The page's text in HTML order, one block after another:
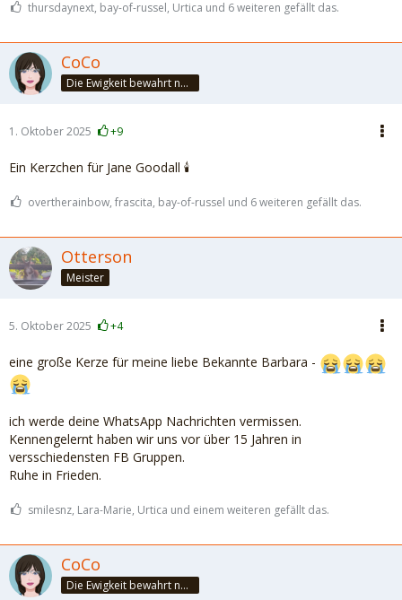
thursdaynext, bay-of-russel, Urtica und 6 weiteren gefällt das.
CoCo
Die Ewigkeit bewahrt nur die Liebe, weil sie von gleicher Natur ist. ~Khalil Gibran~
1. Oktober 2025 +9
Ein Kerzchen für Jane Goodall 🕯️
overtherainbow, frascita, bay-of-russel und 6 weiteren gefällt das.
Otterson
Meister
5. Oktober 2025 +4
eine große Kerze für meine liebe Bekannte Barbara -
ich werde deine WhatsApp Nachrichten vermissen.
Kennengelernt haben wir uns vor über 15 Jahren in
versschiedensten FB Gruppen.
Ruhe in Frieden.
smilesnz, Lara-Marie, Urtica und einem weiteren gefällt das.
CoCo
Die Ewigkeit bewahrt nur die Liebe, weil sie von gleicher Natur ist. ~Khalil Gibran~